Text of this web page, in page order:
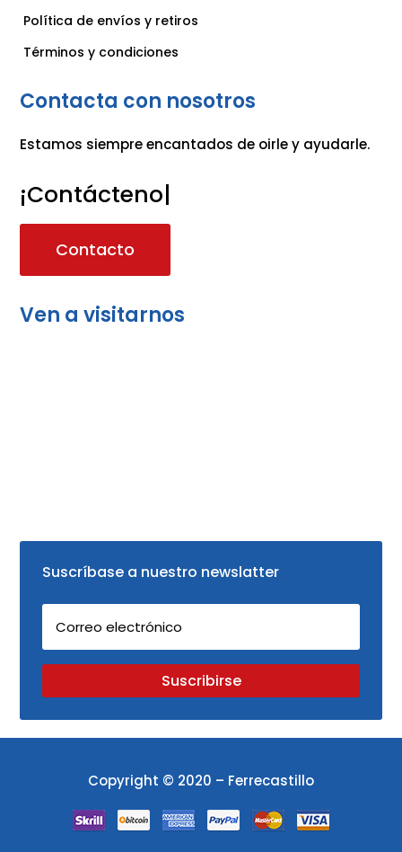
Política de envíos y retiros
Términos y condiciones
Contacta con nosotros
Estamos siempre encantados de oirle y ayudarle.
¡Contáctenos!
Contacto
Ven a visitarnos
Suscríbase a nuestro newslatter
Suscribirse
Copyright © 2020 – Ferrecastillo